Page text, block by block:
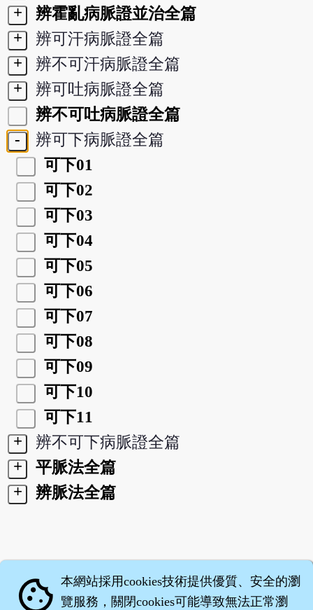
+
辨霍亂病脈證並治全篇
+
辨可汗病脈證全篇
+
辨不可汗病脈證全篇
+
辨可吐病脈證全篇
辨不可吐病脈證全篇
-
辨可下病脈證全篇
可下01
可下02
可下03
可下04
可下05
可下06
可下07
可下08
可下09
可下10
可下11
+
辨不可下病脈證全篇
+
平脈法全篇
+
辨脈法全篇
cookie 本網站採用cookies技術提供優質、安全的瀏
覽服務，關閉cookies可能導致無法正常瀏